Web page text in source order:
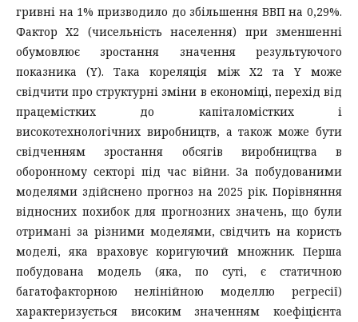
гривні на 1% призводило до збільшення ВВП на 0,29%.
Фактор X2 (чисельність населення) при зменшенні
обумовлює зростання значення результуючого
показника (Y). Така кореляція між X2 та Y може
свідчити про структурні зміни в економіці, перехід від
працемістких до капіталомістких і
високотехнологічних виробництв, а також може бути
свідченням зростання обсягів виробництва в
оборонному секторі під час війни. За побудованими
моделями здійснено прогноз на 2025 рік. Порівняння
відносних похибок для прогнозних значень, що були
отримані за різними моделями, свідчить на користь
моделі, яка враховує коригуючий множник. Перша
побудована модель (яка, по суті, є статичною
багатофакторною нелінійною моделлю регресії)
характеризується високим значенням коефіцієнта